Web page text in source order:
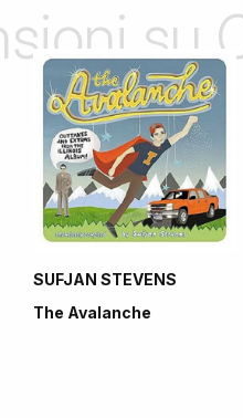
su
SUFJAN STEVENS
The Avalanche